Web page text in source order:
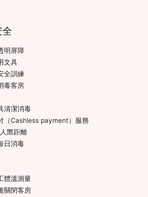
明屏障
文具
全訓練
毒客房
清潔消毒
（Cashless payment）服務
際距離
日消毒
體溫測量
關閉客房